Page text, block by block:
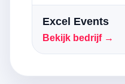
Excel Events
Bekijk bedrijf →